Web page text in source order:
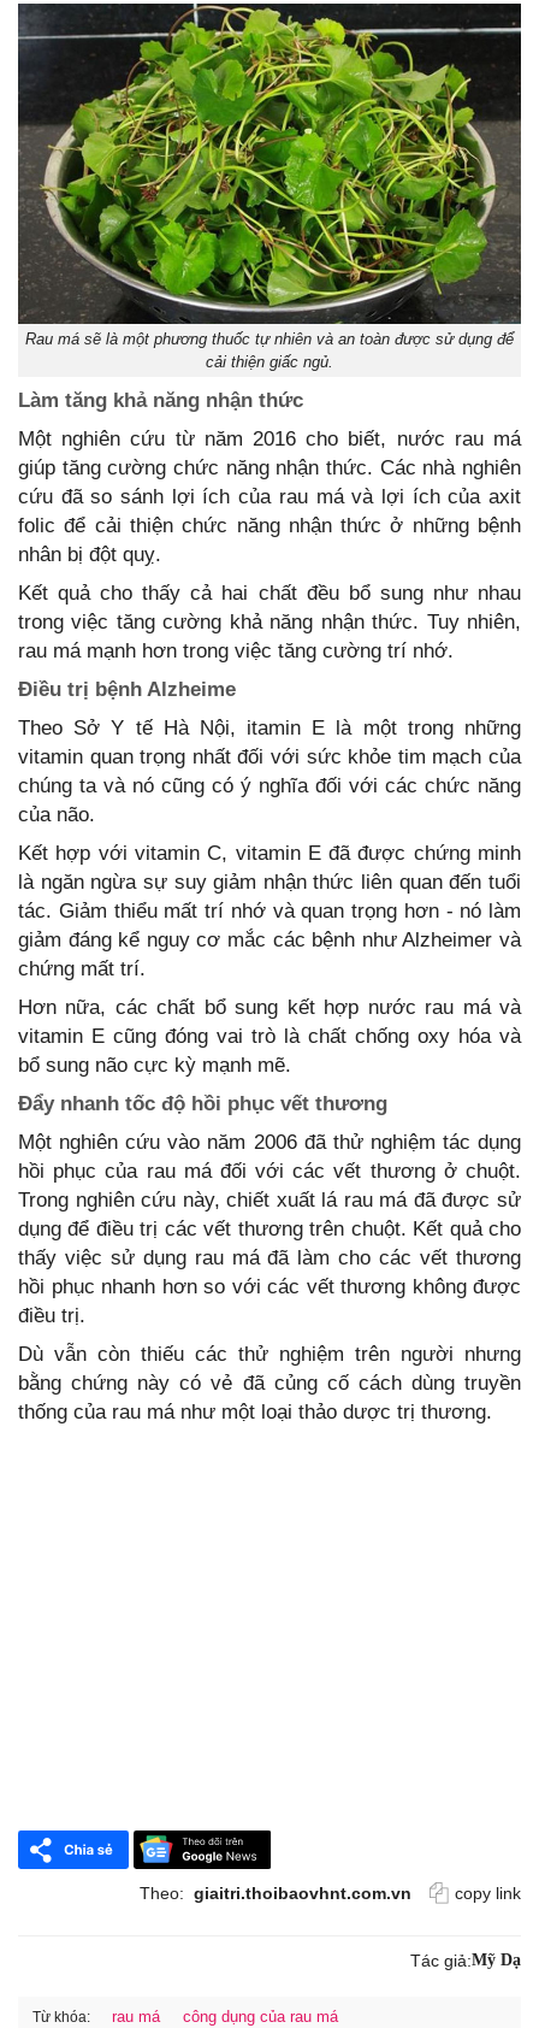
Rau má sẽ là một phương thuốc tự nhiên và an toàn được sử dụng để
cải thiện giấc ngủ.
Làm tăng khả năng nhận thức
Một nghiên cứu từ năm 2016 cho biết, nước rau má
giúp tăng cường chức năng nhận thức. Các nhà nghiên
cứu đã so sánh lợi ích của rau má và lợi ích của axit
folic để cải thiện chức năng nhận thức ở những bệnh
nhân bị đột quỵ.
Kết quả cho thấy cả hai chất đều bổ sung như nhau
trong việc tăng cường khả năng nhận thức. Tuy nhiên,
rau má mạnh hơn trong việc tăng cường trí nhớ.
Điều trị bệnh Alzheime
Theo Sở Y tế Hà Nội, itamin E là một trong những
vitamin quan trọng nhất đối với sức khỏe tim mạch của
chúng ta và nó cũng có ý nghĩa đối với các chức năng
của não.
Kết hợp với vitamin C, vitamin E đã được chứng minh
là ngăn ngừa sự suy giảm nhận thức liên quan đến tuổi
tác. Giảm thiểu mất trí nhớ và quan trọng hơn - nó làm
giảm đáng kể nguy cơ mắc các bệnh như Alzheimer và
chứng mất trí.
Hơn nữa, các chất bổ sung kết hợp nước rau má và
vitamin E cũng đóng vai trò là chất chống oxy hóa và
bổ sung não cực kỳ mạnh mẽ.
Đẩy nhanh tốc độ hồi phục vết thương
Một nghiên cứu vào năm 2006 đã thử nghiệm tác dụng
hồi phục của rau má đối với các vết thương ở chuột.
Trong nghiên cứu này, chiết xuất lá rau má đã được sử
dụng để điều trị các vết thương trên chuột. Kết quả cho
thấy việc sử dụng rau má đã làm cho các vết thương
hồi phục nhanh hơn so với các vết thương không được
điều trị.
Dù vẫn còn thiếu các thử nghiệm trên người nhưng
bằng chứng này có vẻ đã củng cố cách dùng truyền
thống của rau má như một loại thảo dược trị thương.
Theo: giaitri.thoibaovhnt.com.vn copy link
Tác giả:Mỹ Dạ
Từ khóa: rau má
công dụng của rau má